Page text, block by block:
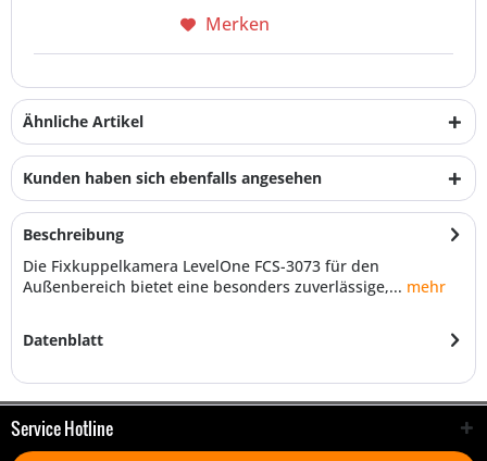
Merken
Ähnliche Artikel
Kunden haben sich ebenfalls angesehen
Beschreibung
Die Fixkuppelkamera LevelOne FCS-3073 für den
Außenbereich bietet eine besonders zuverlässige,... mehr
Datenblatt
Service Hotline